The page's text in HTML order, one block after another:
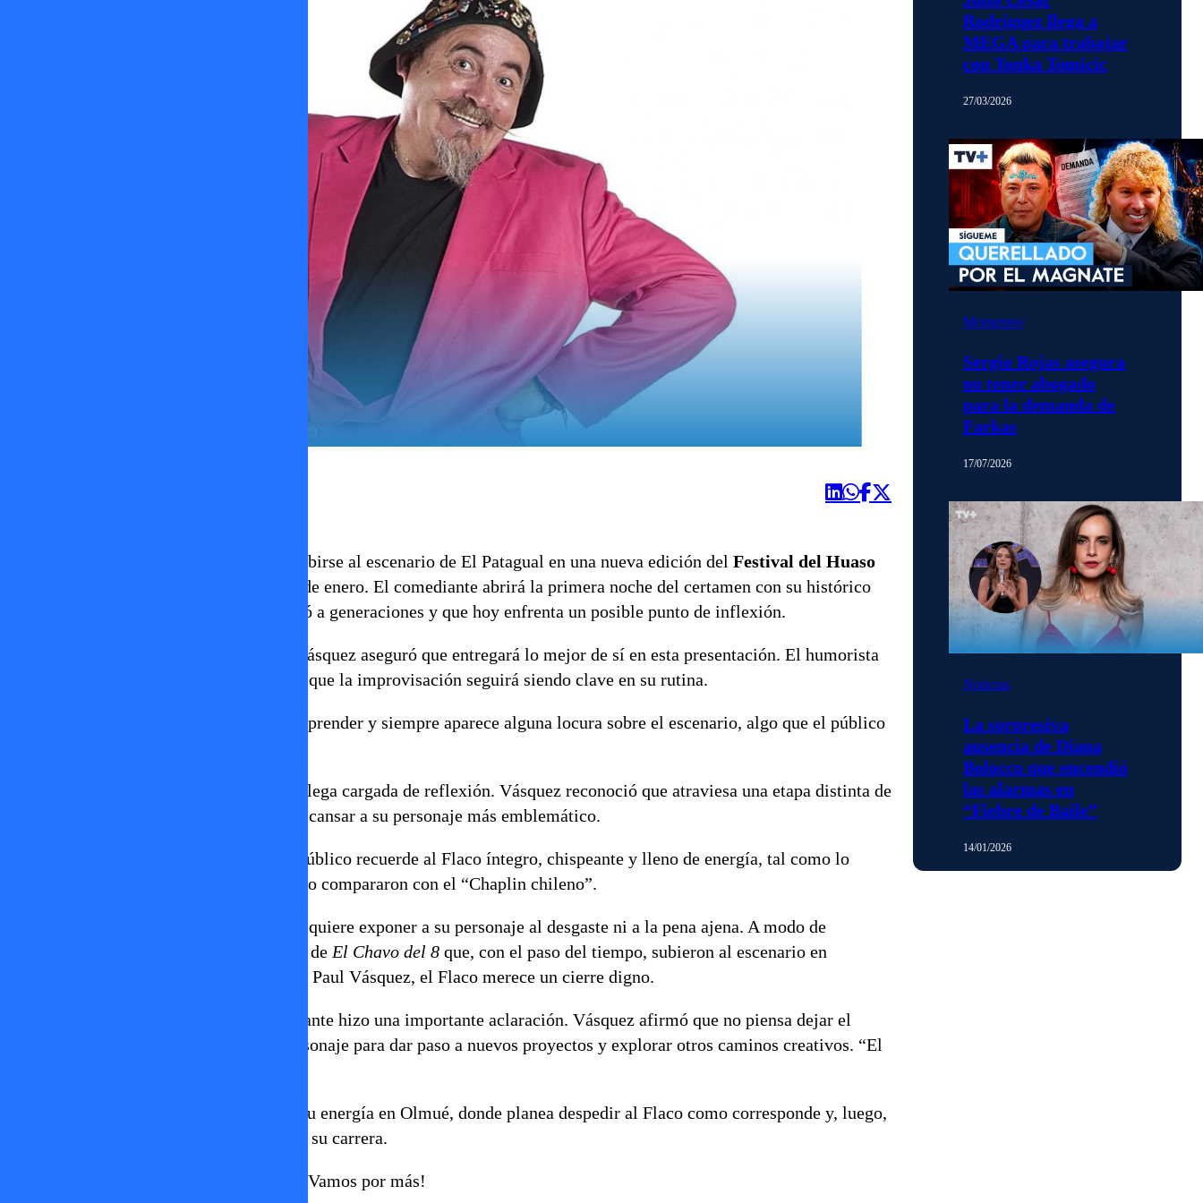
Paul Vásquez se prepara con todo para subirse al escenario de El Patagual en una nueva edición del Festival del Huaso
, que comienza este jueves 15 de enero. El comediante abrirá la primera noche del certamen con su histórico
personaje del Flaco, una figura que marcó a generaciones y que hoy enfrenta un posible punto de inflexión.
, Paul Vásquez aseguró que entregará lo mejor de sí en esta presentación. El humorista
afirmó que mantiene intacta su esencia y que la improvisación seguirá siendo clave en su rutina.
Según explicó, el Flaco nunca deja de sorprender y siempre aparece alguna locura sobre el escenario, algo que el público
Sin embargo, esta presentación también llega cargada de reflexión. Vásquez reconoció que atraviesa una etapa distinta de
su vida y que evalúa seriamente dejar descansar a su personaje más emblemático.
El comediante recalcó que desea que el público recuerde al Flaco íntegro, chispeante y lleno de energía, tal como lo
consagró en los años 90, cuando incluso lo compararon con el “Chaplin chileno”.
El humorista fue claro al explicar que no quiere exponer a su personaje al desgaste ni a la pena ajena. A modo de
ejemplo, mencionó a personajes icónicos de El Chavo del 8 que, con el paso del tiempo, subieron al escenario en
condiciones que él no quiere repetir. Para Paul Vásquez, el Flaco merece un cierre digno.
Frente a los rumores de retiro, el comediante hizo una importante aclaración. Vásquez afirmó que no piensa dejar el
humor, sino que evalúa despedir a su personaje para dar paso a nuevos proyectos y explorar otros caminos creativos. “El
Por ahora, Paul Vásquez concentra toda su energía en Olmué, donde planea despedir al Flaco como corresponde y, luego,
decidir qué viene en la siguiente etapa de su carrera.
Prende la tele y sintoniza TV+, Canal 5, ¡Vamos por más!
Rodríguez llega a
MEGA para trabajar
con Tonka Tomicic
27/03/2026
Momentos
Sergio Rojas asegura
no tener abogado
para la demanda de
Farkas
17/07/2026
Noticias
La sorpresiva
ausencia de Diana
Bolocco que encendió
las alarmas en
“Fiebre de Baile”
14/01/2026